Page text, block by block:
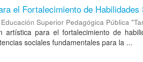
el Fortalecimiento de Habilidades
Superior Pedagógica Pública
para el fortalecimiento de
sociales fundamentales para la ...